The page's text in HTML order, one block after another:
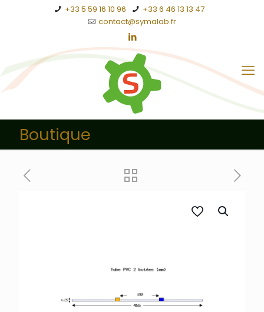
+33 5 59 16 10 96
+33 6 46 13 13 47
contact@symalab.fr
Boutique